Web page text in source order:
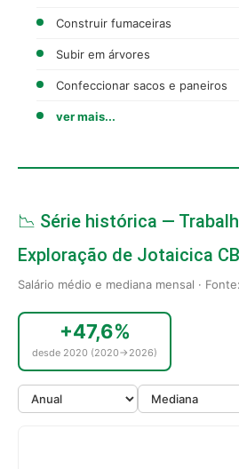
Construir fumaceiras
Subir em árvores
Confeccionar sacos e paneiros
ver mais...
📉 Série histórica —
Exploração de Jotaicica
Salário médio e mediana mensal ·
+47,6%
desde 2020 (2020→2026)